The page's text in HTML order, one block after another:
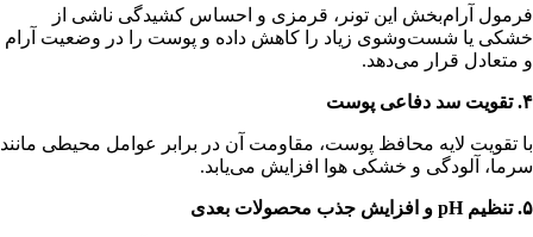
فرمول آرام‌بخش این تونر، قرمزی و احساس کشیدگی ناشی از
خشکی یا شست‌وشوی زیاد را کاهش داده و پوست را در وضعیت آرام
و متعادل قرار می‌دهد.
۴. تقویت سد دفاعی پوست
با تقویت لایه محافظ پوست، مقاومت آن در برابر عوامل محیطی مانند
سرما، آلودگی و خشکی هوا افزایش می‌یابد.
۵. تنظیم pH و افزایش جذب محصولات بعدی